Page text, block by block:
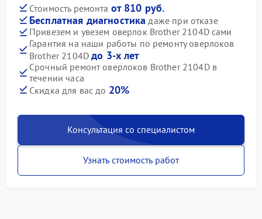
Стоимость ремонта от 810 руб.
Бесплатная диагностика даже при отказе
Привезем и увезем оверлок Brother 2104D сами
Гарантия на наши работы по ремонту оверлоков
Brother 2104Dдо 3-х лет
Срочный ремонт оверлоков Brother 2104D в
течении часа
Скидка для вас до 20%
Консультация со специалистом
Узнать стоимость работ